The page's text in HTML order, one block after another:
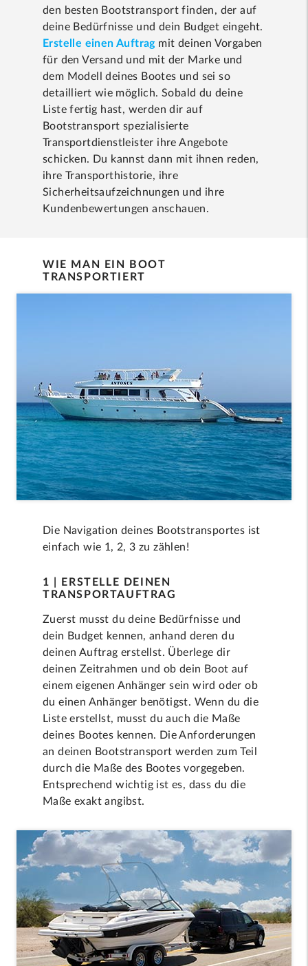
den besten Bootstransport finden, der auf
deine Bedürfnisse und dein Budget eingeht.
Erstelle einen Auftragmit deinen Vorgaben
für den Versand und mit der Marke und
dem Modell deines Bootes und sei so
detailliert wie möglich. Sobald du deine
Liste fertig hast, werden dir auf
Bootstransport spezialisierte
Transportdienstleister ihre Angebote
schicken. Du kannst dann mit ihnen reden,
ihre Transporthistorie, ihre
Sicherheitsaufzeichnungen und ihre
Kundenbewertungen anschauen.
WIE MAN EIN BOOT
TRANSPORTIERT
Die Navigation deines Bootstransportes ist
einfach wie 1, 2, 3 zu zählen!
1 | ERSTELLE DEINEN
TRANSPORTAUFTRAG
Zuerst musst du deine Bedürfnisse und
dein Budget kennen, anhand deren du
deinen Auftrag erstellst. Überlege dir
deinen Zeitrahmen und ob dein Boot auf
einem eigenen Anhänger sein wird oder ob
du einen Anhänger benötigst. Wenn du die
Liste erstellst, musst du auch die Maße
deines Bootes kennen. Die Anforderungen
an deinen Bootstransport werden zum Teil
durch die Maße des Bootes vorgegeben.
Entsprechend wichtig ist es, dass du die
Maße exakt angibst.